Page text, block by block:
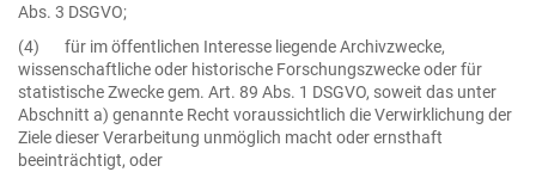
Abs. 3 DSGVO;
(4) für im öffentlichen Interesse liegende Archivzwecke,
wissenschaftliche oder historische Forschungszwecke oder für
statistische Zwecke gem. Art. 89 Abs. 1 DSGVO, soweit das unter
Abschnitt a) genannte Recht voraussichtlich die Verwirklichung der
Ziele dieser Verarbeitung unmöglich macht oder ernsthaft
beeinträchtigt, oder